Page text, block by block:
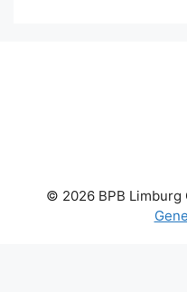
© 2026 BPB Limburg